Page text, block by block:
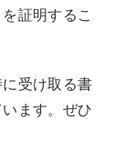
証明するこ
受け取る書
ます。ぜひ